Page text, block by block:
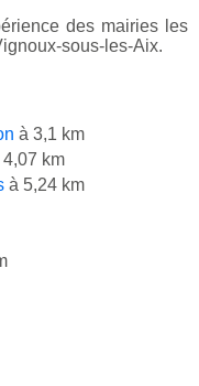
des mairies les
sous-les-Aix.
à 3,1 km
4,07 km
à 5,24 km